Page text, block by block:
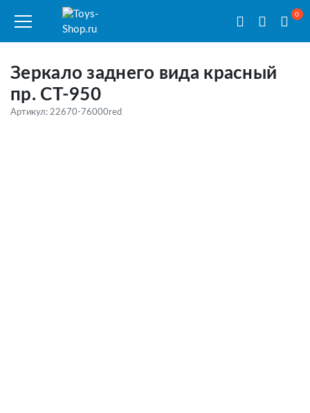
0
Зеркало заднего вида красный
пр. CT-950
Артикул: 22670-76000red